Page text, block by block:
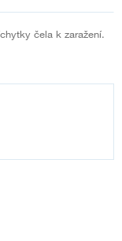
čela k zaražení.